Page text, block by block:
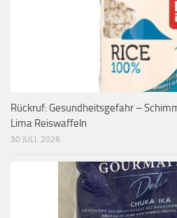
Rückruf: Gesundheitsgefahr –
Lima Reiswaffeln
30 JULI, 2026